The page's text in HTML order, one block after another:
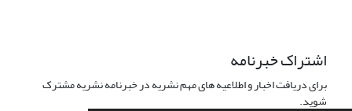
اشتراک خبرنامه
برای دریافت اخبار و اطلاعیه های مهم نشریه در خبرنامه نشریه مشترک
شوید.